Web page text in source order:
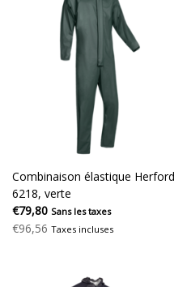
Combinaison élastique Herford
6218, verte
€79,80 Sans les taxes
€96,56 Taxes incluses